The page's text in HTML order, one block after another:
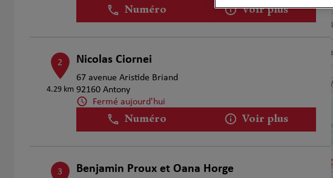
Numéro Voir plus
2
4.29 km
Nicolas Ciornei
67 avenue Aristide Briand
92160 Antony
Fermé aujourd'hui
Numéro Voir plus
3 Benjamin Proux et Oana Horge